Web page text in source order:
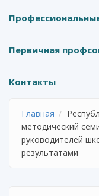
Первичная
Контакты
Главная
методический
руководителей
результатами